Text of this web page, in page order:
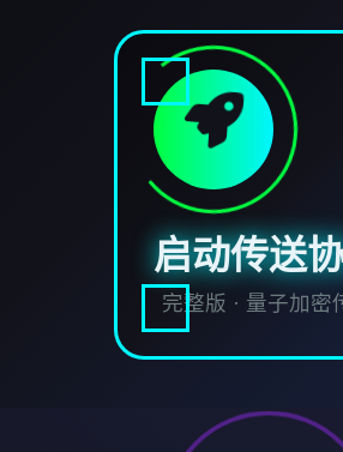
启动传送
完整版 · 量子加密